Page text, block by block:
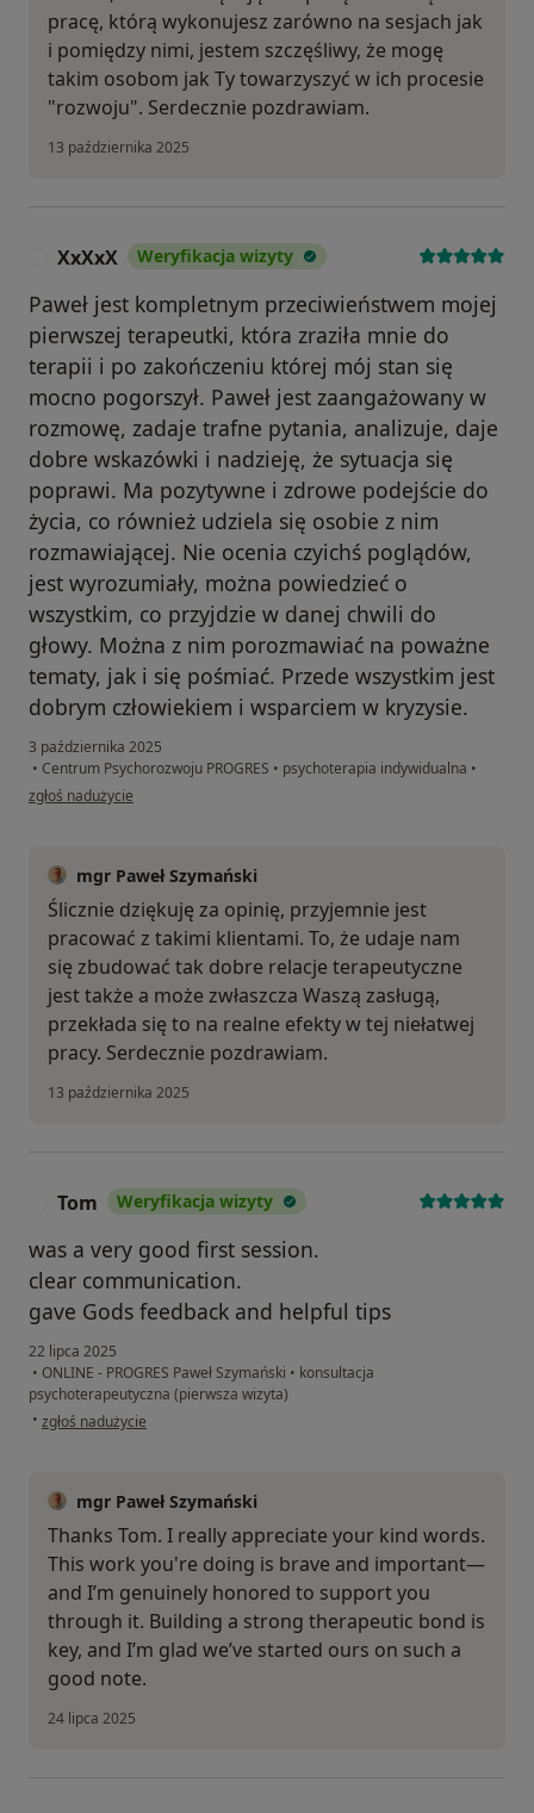
pracę, którą wykonujesz zarówno na sesjach jak
i pomiędzy nimi, jestem szczęśliwy, że mogę
takim osobom jak Ty towarzyszyć w ich procesie
"rozwoju". Serdecznie pozdrawiam.
13 października 2025
XxXxX Weryfikacja wizyty
Paweł jest kompletnym przeciwieństwem mojej
pierwszej terapeutki, która zraziła mnie do
terapii i po zakończeniu której mój stan się
mocno pogorszył. Paweł jest zaangażowany w
rozmowę, zadaje trafne pytania, analizuje, daje
dobre wskazówki i nadzieję, że sytuacja się
poprawi. Ma pozytywne i zdrowe podejście do
życia, co również udziela się osobie z nim
rozmawiającej. Nie ocenia czyichś poglądów,
jest wyrozumiały, można powiedzieć o
wszystkim, co przyjdzie w danej chwili do
głowy. Można z nim porozmawiać na poważne
tematy, jak i się pośmiać. Przede wszystkim jest
dobrym człowiekiem i wsparciem w kryzysie.
3 października 2025
• Centrum Psychorozwoju PROGRES • psychoterapia indywidualna •
w opinii użytkownika XxXxX
zgłoś nadużycie
mgr Paweł Szymański
Ślicznie dziękuję za opinię, przyjemnie jest
pracować z takimi klientami. To, że udaje nam
się zbudować tak dobre relacje terapeutyczne
jest także a może zwłaszcza Waszą zasługą,
przekłada się to na realne efekty w tej niełatwej
pracy. Serdecznie pozdrawiam.
13 października 2025
Tom Weryfikacja wizyty
was a very good first session.
clear communication.
gave Gods feedback and helpful tips
22 lipca 2025
• ONLINE - PROGRES Paweł Szymański • konsultacja
psychoterapeutyczna (pierwsza wizyta)
• w opinii użytkownika Tom
zgłoś nadużycie
mgr Paweł Szymański
Thanks Tom. I really appreciate your kind words.
This work you're doing is brave and important—
and I’m genuinely honored to support you
through it. Building a strong therapeutic bond is
key, and I’m glad we’ve started ours on such a
good note.
24 lipca 2025